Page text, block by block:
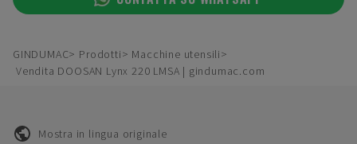
GINDUMAC Prodotti
Macchine utensili
Vendita DOOSAN Lynx 220 LMSA | gindumac.com
Mostra in lingua originale